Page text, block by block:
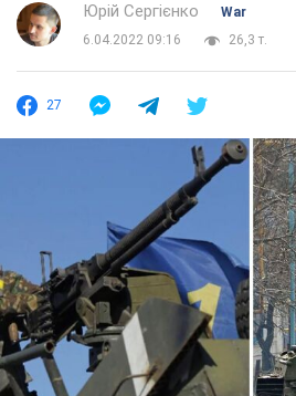
Юрій Сергієнко
War
6.04.2022 09:16
26,3 т.
27